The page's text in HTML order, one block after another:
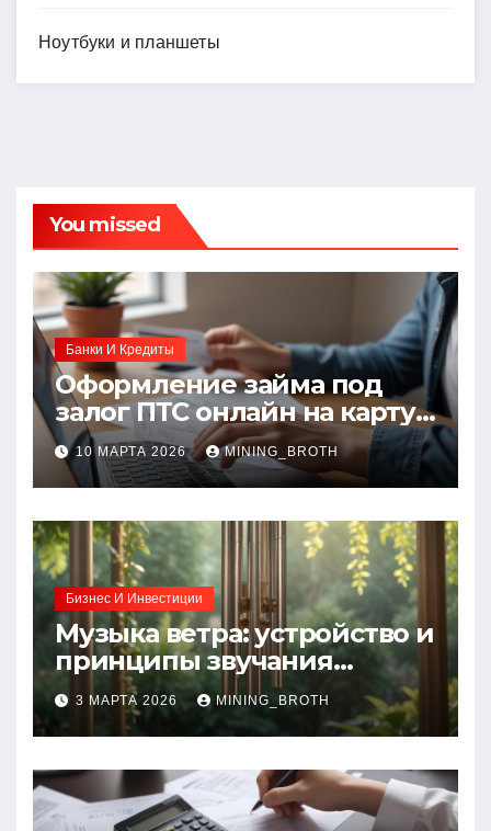
Ноутбуки и планшеты
You missed
Банки И Кредиты
Оформление займа под
залог ПТС онлайн на карту
без визита в офис: порядок,
требования и документы
10 МАРТА 2026 MINING_BROTH
Бизнес И Инвестиции
Музыка ветра: устройство и
принципы звучания
колокольчиков
3 МАРТА 2026 MINING_BROTH